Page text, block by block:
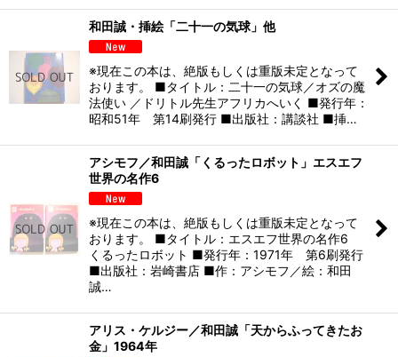
和田誠・挿絵「二十一の気球」他
※現在この本は、絶版もしくは重版未定となって
おります。 ■タイトル：二十一の気球／オズの魔
法使い ／ドリトル先生アフリカへいく ■発行年：
昭和51年 第14刷発行 ■出版社：講談社 ■挿…
アシモフ／和田誠「くるったロボット」エスエフ
世界の名作6
※現在この本は、絶版もしくは重版未定となって
おります。 ■タイトル：エスエフ世界の名作6
くるったロボット ■発行年：1971年 第6刷発行
■出版社：岩崎書店 ■作：アシモフ／絵：和田
誠…
アリス・ケルジー／和田誠「天からふってきたお
金」1964年